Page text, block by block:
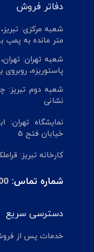
دفاتر فروش
متر مانده به پمپ
شعبه تهران:
پاستوریزه،
شعبه دوم تبریز:
نشانی
نمایشگاه تهران:
خیابان فتح 5
کارخانه تبریز:
شماره تماس:
دسترسی سریع
خدمات پس از